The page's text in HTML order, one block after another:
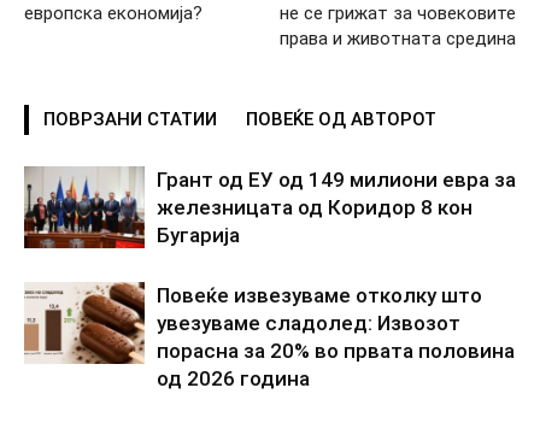
европска економија?
не се грижат за човековите
права и животната средина
ПОВРЗАНИ СТАТИИ ПОВЕЌЕ ОД АВТОРОТ
Грант од ЕУ од 149 милиони евра за
железницата од Коридор 8 кон
Бугарија
Повеќе извезуваме отколку што
увезуваме сладолед: Извозот
порасна за 20% во првата половина
од 2026 година